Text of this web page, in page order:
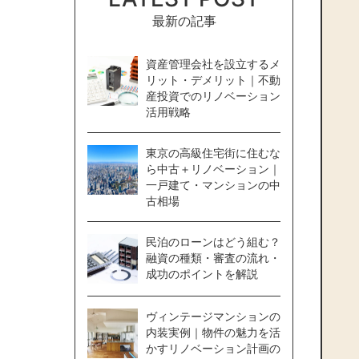
最新の記事
資産管理会社を設立するメ
リット・デメリット｜不動
産投資でのリノベーション
活用戦略
東京の高級住宅街に住むな
ら中古＋リノベーション｜
一戸建て・マンションの中
古相場
民泊のローンはどう組む？
融資の種類・審査の流れ・
成功のポイントを解説
ヴィンテージマンションの
内装実例｜物件の魅力を活
かすリノベーション計画の